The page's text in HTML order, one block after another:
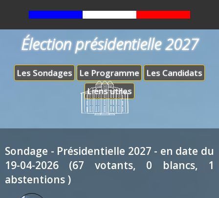
Les Sondages Le Programme
Les Candidats
Liens utiles
Élection présidentielle 2027
Sondage - Présidentielle 2027 - en date du
19-04-2026 (67 votants, 0 blancs, 1
abstentions )